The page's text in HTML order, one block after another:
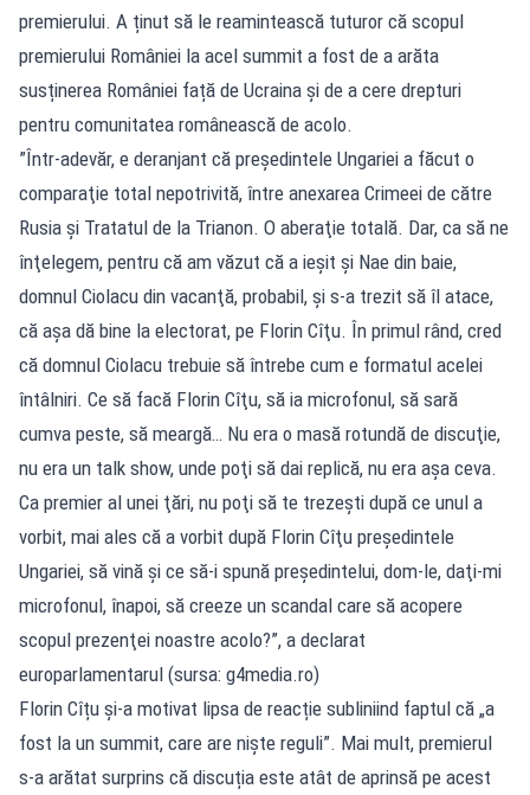
premierului. A ținut să le reamintească tuturor că scopul
premierului României la acel summit a fost de a arăta
susținerea României față de Ucraina și de a cere drepturi
pentru comunitatea românească de acolo.
”Într-adevăr, e deranjant că preşedintele Ungariei a făcut o
comparaţie total nepotrivită, între anexarea Crimeei de către
Rusia şi Tratatul de la Trianon. O aberaţie totală. Dar, ca să ne
înţelegem, pentru că am văzut că a ieşit şi Nae din baie,
domnul Ciolacu din vacanţă, probabil, şi s-a trezit să îl atace,
că aşa dă bine la electorat, pe Florin Cîţu. În primul rând, cred
că domnul Ciolacu trebuie să întrebe cum e formatul acelei
întâlniri. Ce să facă Florin Cîţu, să ia microfonul, să sară
cumva peste, să meargă… Nu era o masă rotundă de discuţie,
nu era un talk show, unde poţi să dai replică, nu era aşa ceva.
Ca premier al unei ţări, nu poţi să te trezeşti după ce unul a
vorbit, mai ales că a vorbit după Florin Cîţu preşedintele
Ungariei, să vină şi ce să-i spună preşedintelui, dom-le, daţi-mi
microfonul, înapoi, să creeze un scandal care să acopere
scopul prezenţei noastre acolo?”, a declarat
europarlamentarul (sursa: g4media.ro)
Florin Cîțu și-a motivat lipsa de reacție subliniind faptul că „a
fost la un summit, care are niște reguli”. Mai mult, premierul
s-a arătat surprins că discuția este atât de aprinsă pe acest